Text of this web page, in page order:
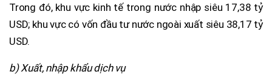
Trong đó, khu vực kinh tế trong nước nhập siêu 17,38 tỷ
USD; khu vực có vốn đầu tư nước ngoài xuất siêu 38,17 tỷ
USD.
b) Xuất, nhập khẩu dịch vụ